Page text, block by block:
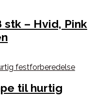
– Hvid, Pink
til hurtig